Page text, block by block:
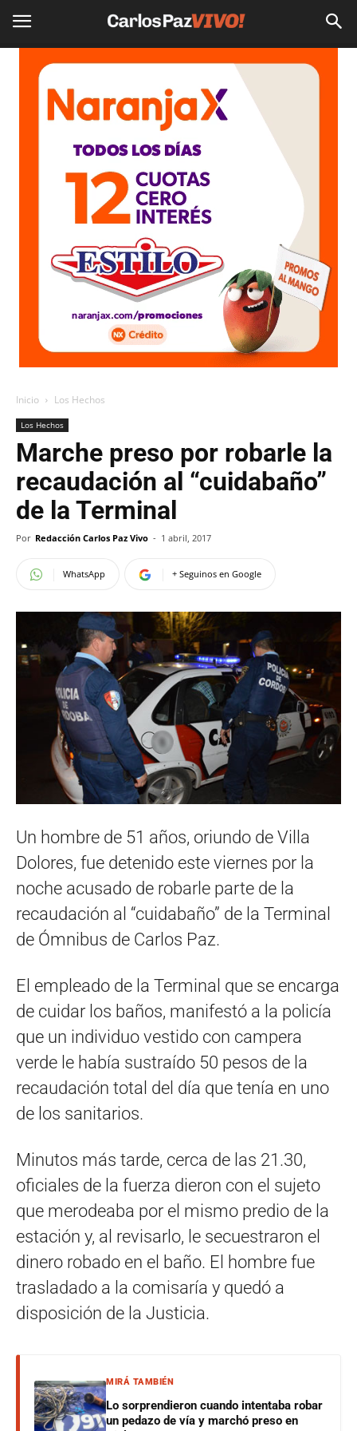
Inicio Los Hechos
Los Hechos
Marche preso por robarle la
recaudación al “cuidabaño”
de la Terminal
Por Redacción Carlos Paz Vivo - 1 abril, 2017
WhatsApp + Seguinos en Google
Un hombre de 51 años, oriundo de Villa
Dolores, fue detenido este viernes por la
noche acusado de robarle parte de la
recaudación al “cuidabaño” de la Terminal
de Ómnibus de Carlos Paz.
El empleado de la Terminal que se encarga
de cuidar los baños, manifestó a la policía
que un individuo vestido con campera
verde le había sustraído 50 pesos de la
recaudación total del día que tenía en uno
de los sanitarios.
Minutos más tarde, cerca de las 21.30,
oficiales de la fuerza dieron con el sujeto
que merodeaba por el mismo predio de la
estación y, al revisarlo, le secuestraron el
dinero robado en el baño. El hombre fue
trasladado a la comisaría y quedó a
disposición de la Justicia.
MIRÁ TAMBIÉN
Lo sorprendieron cuando intentaba robar
un pedazo de vía y marchó preso en